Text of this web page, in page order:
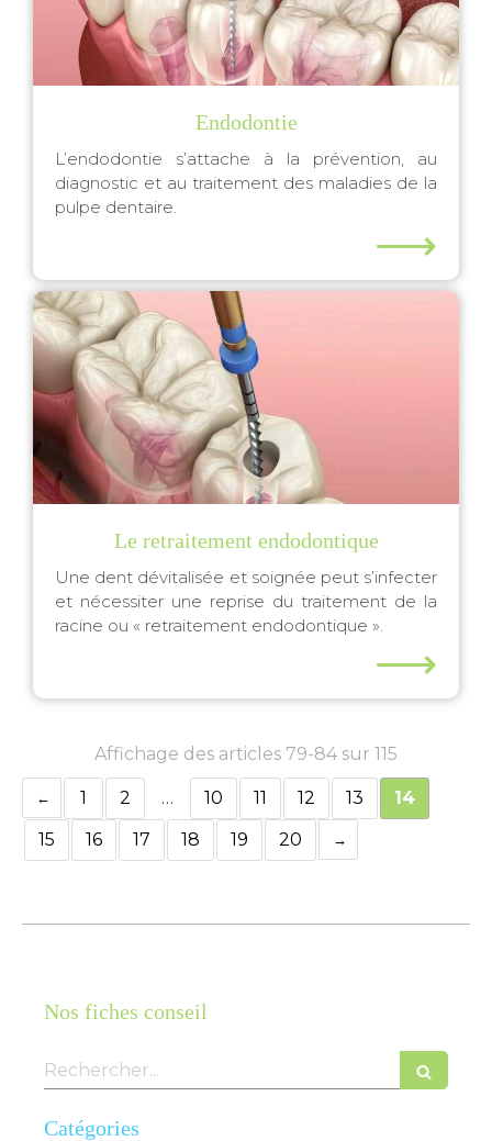
Endodontie
L’endodontie s’attache à la prévention, au
diagnostic et au traitement des maladies de la
pulpe dentaire.
⟶
Le retraitement endodontique
Une dent dévitalisée et soignée peut s’infecter
et nécessiter une reprise du traitement de la
racine ou « retraitement endodontique ».
⟶
Affichage des articles 79-84 sur 115
1 2 … 10 11 12 13
14
15
16 17 18 19 20
Nos fiches conseil
Rechercher
Catégories